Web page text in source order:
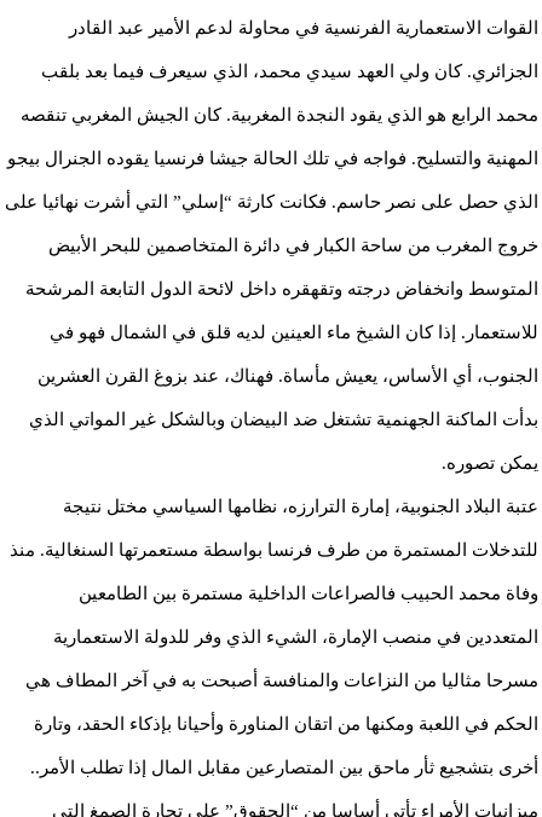
القوات الاستعمارية الفرنسية في محاولة لدعم الأمير عبد القادر
الجزائري. كان ولي العهد سيدي محمد، الذي سيعرف فيما بعد بلقب
محمد الرابع هو الذي يقود النجدة المغربية. كان الجيش المغربي تنقصه
المهنية والتسليح. فواجه في تلك الحالة جيشا فرنسيا يقوده الجنرال بيجو
الذي حصل على نصر حاسم. فكانت كارثة “إسلي” التي أشرت نهائيا على
خروج المغرب من ساحة الكبار في دائرة المتخاصمين للبحر الأبيض
المتوسط وانخفاض درجته وتقهقره داخل لائحة الدول التابعة المرشحة
للاستعمار. إذا كان الشيخ ماء العينين لديه قلق في الشمال فهو في
الجنوب، أي الأساس، يعيش مأساة. فهناك، عند بزوغ القرن العشرين
بدأت الماكنة الجهنمية تشتغل ضد البيضان وبالشكل غير المواتي الذي
يمكن تصوره.
عتبة البلاد الجنوبية، إمارة الترارزه، نظامها السياسي مختل نتيجة
للتدخلات المستمرة من طرف فرنسا بواسطة مستعمرتها السنغالية. منذ
وفاة محمد الحبيب فالصراعات الداخلية مستمرة بين الطامعين
المتعددين في منصب الإمارة، الشيء الذي وفر للدولة الاستعمارية
مسرحا مثاليا من النزاعات والمنافسة أصبحت به في آخر المطاف هي
الحكم في اللعبة ومكنها من اتقان المناورة وأحيانا بإذكاء الحقد، وتارة
أخرى بتشجيع ثأر ماحق بين المتصارعين مقابل المال إذا تطلب الأمر..
ميزانيات الأمراء تأتي أساسا من “الحقوق” على تجارة الصمغ التي